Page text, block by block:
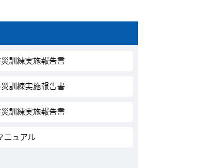
訓練実施報告書
訓練実施報告書
訓練実施報告書
ニュアル